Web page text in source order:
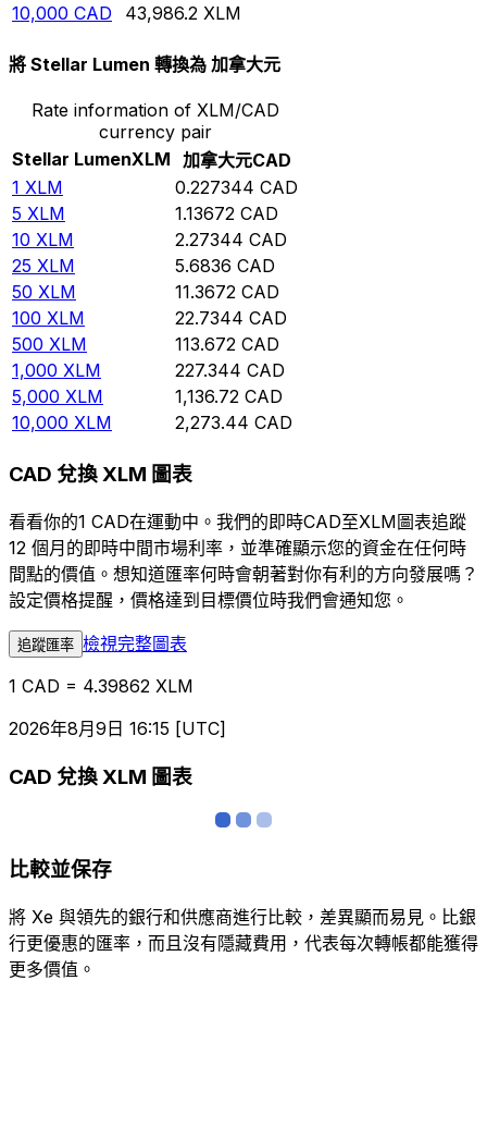
10,000 CAD 43,986.2 XLM
將 Stellar Lumen 轉換為 加拿大元
Rate information of XLM/CAD
currency pair
Stellar LumenXLM 加拿大元CAD
1 XLM 0.227344 CAD
5 XLM 1.13672 CAD
10 XLM 2.27344 CAD
25 XLM 5.6836 CAD
50 XLM 11.3672 CAD
100 XLM 22.7344 CAD
500 XLM 113.672 CAD
1,000 XLM 227.344 CAD
5,000 XLM 1,136.72 CAD
10,000 XLM 2,273.44 CAD
CAD 兌換 XLM 圖表
看看你的1 CAD在運動中。我們的即時CAD至XLM圖表追蹤
12 個月的即時中間市場利率，並準確顯示您的資金在任何時
間點的價值。想知道匯率何時會朝著對你有利的方向發展嗎？
設定價格提醒，價格達到目標價位時我們會通知您。
追蹤匯率 檢視完整圖表
1 CAD = 4.39862 XLM
2026年8月9日 16:15 [UTC]
CAD 兌換 XLM 圖表
比較並保存
將 Xe 與領先的銀行和供應商進行比較，差異顯而易見。比銀
行更優惠的匯率，而且沒有隱藏費用，代表每次轉帳都能獲得
更多價值。